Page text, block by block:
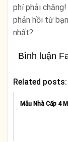
phí phải
phản hồi từ
nhất?
Bình luận
Related posts:
Mẫu Nhà Cấp 4